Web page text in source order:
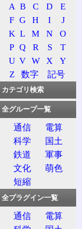
A B C D
E
F G H I
J
K L M N
O
P Q R S
T
U V W X
Y
Z
数字 記号
カテゴリ検索
全グループ一覧
通信
電算
科学
国土
鉄道
軍事
文化
萌色
短縮
全プラグイン一覧
通信
電算